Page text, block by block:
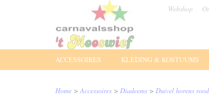
Webshop
ACCESSOIRES KLEDING & KOSTUUMS
Home >Accessoires > Diadeems > Duivel horens